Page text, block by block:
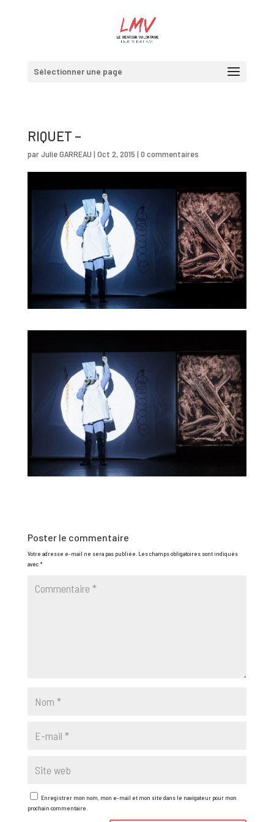
Sélectionner une page
RIQUET –
parJulie GARREAU | Oct 2, 2015 | 0 commentaires
Poster le commentaire
Votre adresse e-mail ne sera pas publiée. Les champs obligatoires sont indiqués
avec*
Enregistrer mon nom, mon e-mail et mon site dans le navigateur pour mon
prochain commentaire.